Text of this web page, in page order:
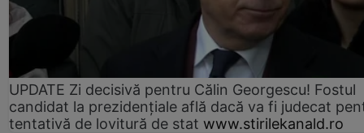
UPDATE Zi decisivă pentru Călin Georgescu! Fostul
candidat la prezidențiale află dacă va fi judecat
tentativă de lovitură de stat www.stirilekanald.ro